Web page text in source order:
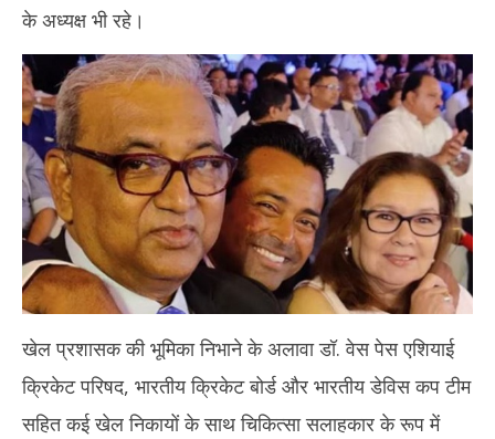
के अध्यक्ष भी रहे।
खेल प्रशासक की भूमिका निभाने के अलावा डॉ. वेस पेस एशियाई
क्रिकेट परिषद, भारतीय क्रिकेट बोर्ड और भारतीय डेविस कप टीम
सहित कई खेल निकायों के साथ चिकित्सा सलाहकार के रूप में